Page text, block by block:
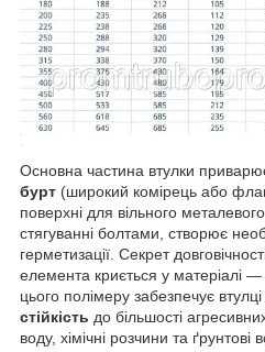
Основна частина втулки
бурт (широкий комірець або
поверхні для вільного
стягуванні болтами, створює
герметизації. Секрет
елемента криється у матеріалі —
цього полімеру забезпечує
стійкість до більшості
воду, хімічні розчини та